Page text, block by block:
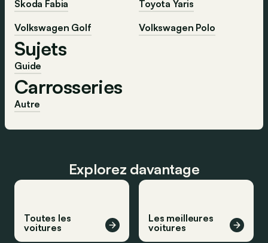
Škoda Fabia
Toyota Yaris
Volkswagen Golf
Volkswagen Polo
Sujets
Guide
Carrosseries
Autre
Explorez davantage
Toutes les
voitures
Les meilleures
voitures